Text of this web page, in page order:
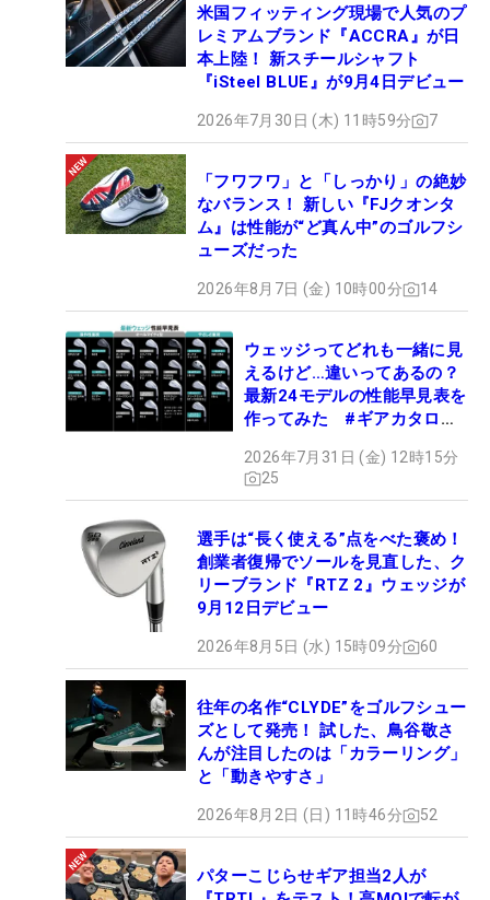
米国フィッティング現場で人気のプ
レミアムブランド『ACCRA』が日
本上陸！ 新スチールシャフト
『iSteel BLUE』が9月4日デビュー
2026年7月30日 (木) 11時59分 7
「フワフワ」と「しっかり」の絶妙
なバランス！ 新しい『FJクオンタ
ム』は性能が“ど真ん中”のゴルフシ
ューズだった
2026年8月7日 (金) 10時00分 14
ウェッジってどれも一緒に見
えるけど…違いってあるの？
最新24モデルの性能早見表を
作ってみた #ギアカタログ
2026年7月31日 (金) 12時15分
25
選手は“長く使える”点をべた褒め！
創業者復帰でソールを見直した、ク
リーブランド『RTZ 2』ウェッジが
9月12日デビュー
2026年8月5日 (水) 15時09分 60
往年の名作“CLYDE”をゴルフシュー
ズとして発売！ 試した、鳥谷敬さ
んが注目したのは「カラーリング」
と「動きやすさ」
2026年8月2日 (日) 11時46分 52
パターこじらせギア担当2人が